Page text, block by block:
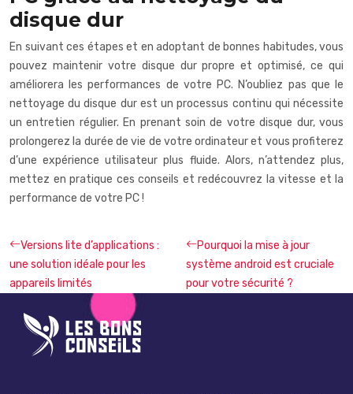
disque dur
En suivant ces étapes et en adoptant de bonnes habitudes, vous
pouvez maintenir votre disque dur propre et optimisé, ce qui
améliorera les performances de votre PC. N’oubliez pas que le
nettoyage du disque dur est un processus continu qui nécessite
un entretien régulier. En prenant soin de votre disque dur, vous
prolongerez la durée de vie de votre ordinateur et vous profiterez
d’une expérience utilisateur plus fluide. Alors, n’attendez plus,
mettez en pratique ces conseils et redécouvrez la vitesse et la
performance de votre PC !
Versions lite d’applications :
une solution idéale pour les
appareils limités
Pourquoi la mise à jour
système android est cruciale
pour votre sécurité ?